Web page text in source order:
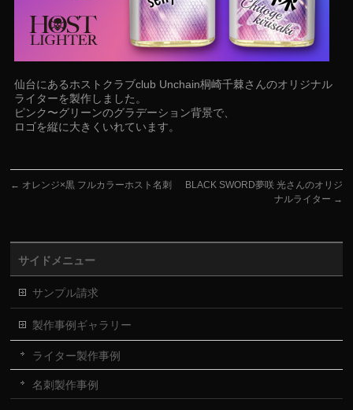
仙台にあるホストクラブclub Unchain桐崎千棘さんのオリジナル
ライターを製作しました。
ピンク〜グリーンのグラデーション背景で、
ロゴを縦に大きくいれています。
← オレンジ×黒 フルカラーホスト名刺
BLACK SWORD夢咲 光さんのオリジ
ナルライター →
サイドメニュー
サンプル請求
製作事例ギャラリー
ライター製作事例
名刺製作事例